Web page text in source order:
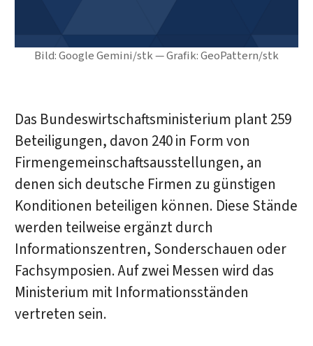
Bild: Google Gemini/stk — Grafik: GeoPattern/stk
Das Bundeswirtschaftsministerium plant 259
Beteiligungen, davon 240 in Form von
Firmengemeinschaftsausstellungen, an
denen sich deutsche Firmen zu günstigen
Konditionen beteiligen können. Diese Stände
werden teilweise ergänzt durch
Informationszentren, Sonderschauen oder
Fachsymposien. Auf zwei Messen wird das
Ministerium mit Informationsständen
vertreten sein.